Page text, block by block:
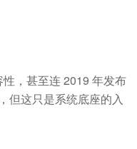
，甚至连 2019 年发布
但这只是系统底座的入